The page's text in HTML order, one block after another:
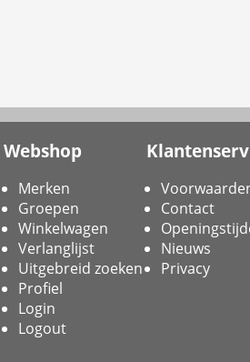
Webshop
Merken
Groepen
Winkelwagen
Verlanglijst
Uitgebreid zoeken
Profiel
Login
Logout
Contact
Nieuws
Privacy